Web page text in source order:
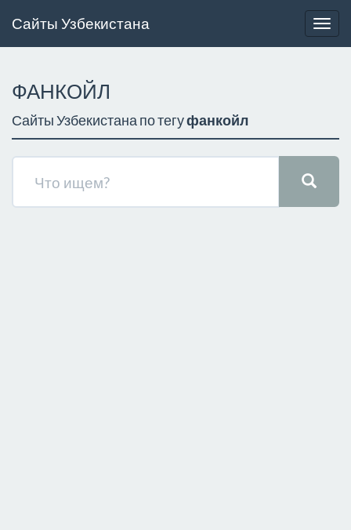
Сайты Узбекистана
ФАНКОЙЛ
Сайты Узбекистана по тегуфанкойл